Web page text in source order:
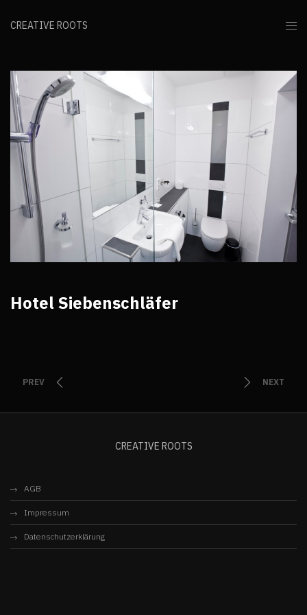
CREATIVE ROOTS
Hotel Siebenschläfer
PREV NEXT
CREATIVE ROOTS
AGB
Impressum
Datenschutzerklärung